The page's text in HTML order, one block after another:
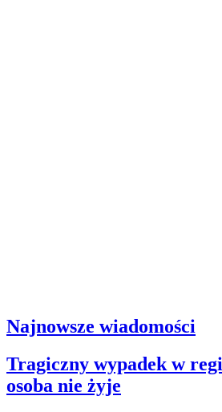
Najnowsze wiadomości
Tragiczny wypadek w
osoba nie żyje